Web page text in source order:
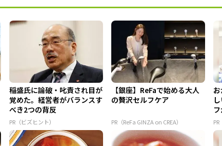
稲盛氏に論破・叱責され目が
覚めた。経営者がバランスす
べき2つの背反
PR（ビズヒント）
【銀座】ReFaで始める大人
の贅沢セルフケア
PR（ReFa GINZA on CREA）